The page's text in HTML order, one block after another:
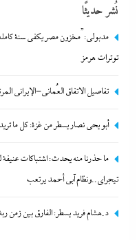
أبو يحى نصار يسطر من غزة:
نزع السلاح في غزة
نُشر حديثًا
مدبولي:”مخزون مصر يكفي سنة
توترات هرمز
تفاصيل الاتفاق العُماني-الإيراني
أبو يحى نصار يسطر من غزة: كل ما
ما حذرنا منه يحدث: اشتباكات عنيفة
تيجراي..ونظام آبي أحمد يرتعب
د.هشام فريد يسطر: الفارق بين زمن